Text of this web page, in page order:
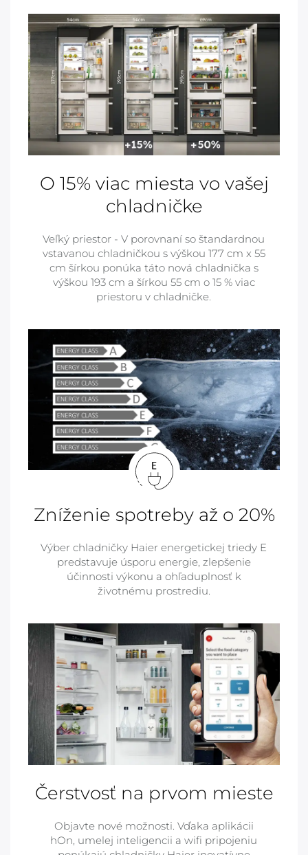
O 15% viac miesta vo vašej
chladničke
Veľký priestor - V porovnaní so štandardnou
vstavanou chladničkou s výškou 177 cm x 55
cm šírkou ponúka táto nová chladnička s
výškou 193 cm a šírkou 55 cm o 15 % viac
priestoru v chladničke.
Zníženie spotreby až o 20%
Výber chladničky Haier energetickej triedy E
predstavuje úsporu energie, zlepšenie
účinnosti výkonu a ohľaduplnosť k
životnému prostrediu.
Čerstvosť na prvom mieste
Objavte nové možnosti. Vďaka aplikácii
hOn, umelej inteligencii a wifi pripojeniu